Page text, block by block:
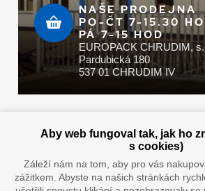
NAŠE PRODEJNA
PO-ČT 7-15.30
PÁ 7-15 HOD
EUROPACK CHRUDIM, s.
Pardubická 180
537 01 CHRUDIM IV
Doprava vaším oblíbeným
Aby web fungoval tak, jak ho
s cookies)
Záleží nám na tom, aby pro vás
zážitkem. Abyste na našich stránkách